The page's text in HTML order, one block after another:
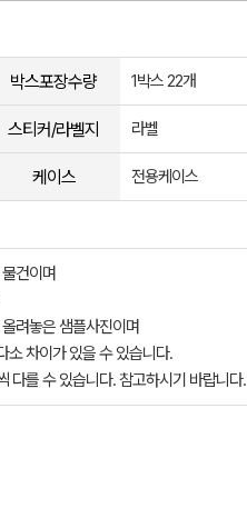
박스포장수량 1박스 22개
스티커/라벨지 라벨
케이스 전용케이스
건이며
려놓은 샘플사진이며
소 차이가 있을 수 있습니다.
다를 수 있습니다. 참고하시기 바랍니다.